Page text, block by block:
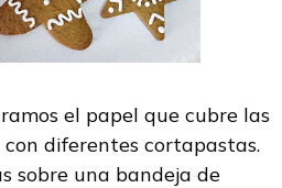
el papel que cubre las
diferentes cortapastas.
sobre una bandeja de